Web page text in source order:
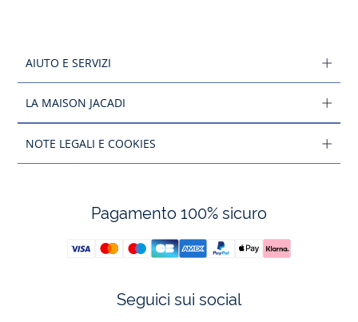
AIUTO E SERVIZI
LA MAISON JACADI
NOTE LEGALI E COOKIES
Pagamento 100% sicuro
Seguici sui social